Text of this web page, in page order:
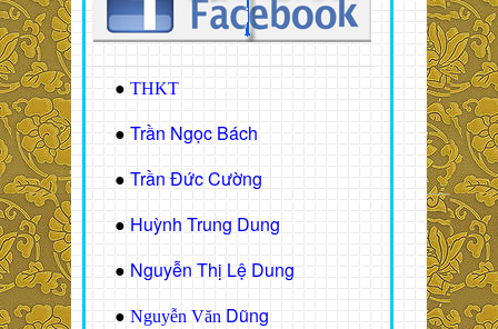
● THKT
● Trần Ngọc Bách
● Trần Đức Cường
● Huỳnh Trung Dung
● Nguyễn Thị Lệ Dung
● Nguyễn Văn Dũng